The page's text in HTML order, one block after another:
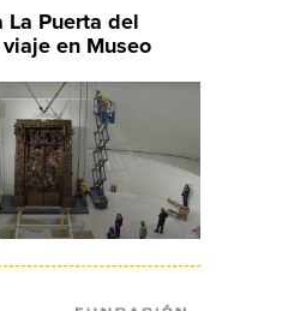
La Puerta del
en Museo